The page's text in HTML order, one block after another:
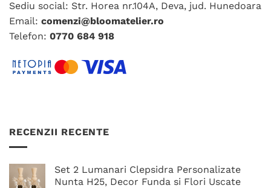
Sediu social: Str. Horea nr.104A, Deva, jud. Hunedoara
Email: comenzi@bloomatelier.ro
Telefon: 0770 684 918
RECENZII RECENTE
Set 2 Lumanari Clepsidra Personalizate
Nunta H25, Decor Funda si Flori Uscate